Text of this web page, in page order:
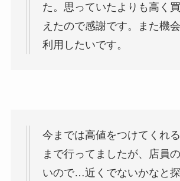
た。思っていたよりも高く
えたので感謝です。また機
利用したいです。
今までは高値をつけてくれ
まで行ってましたが、店員
いので…近くでないかなと